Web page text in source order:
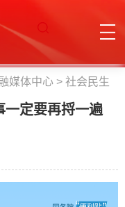
媒体中心 > 社会民生
一定要再捋一遍